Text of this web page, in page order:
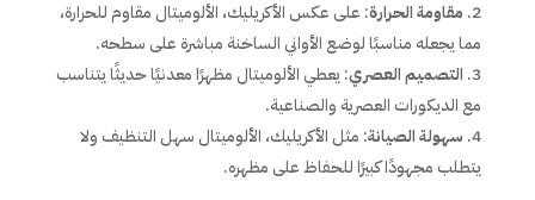
مقاومة الحرارة: على عكس الأكريليك، الألوميتال مقاوم للحرارة،
مما يجعله مناسبًا لوضع الأواني الساخنة مباشرة على سطحه.
التصميم العصري: يعطي الألوميتال مظهرًا معدنيًا حديثًا يتناسب
مع الديكورات العصرية والصناعية.
سهولة الصيانة: مثل الأكريليك، الألوميتال سهل التنظيف ولا
يتطلب مجهودًا كبيرًا للحفاظ على مظهره.